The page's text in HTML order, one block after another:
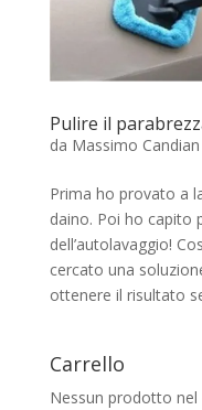
Pulire il
da Massimo Candian
Prima ho provato a
daino. Poi ho capito
dell’autolavaggio!
cercato una
ottenere il risultato
Carrello
Nessun prodotto nel